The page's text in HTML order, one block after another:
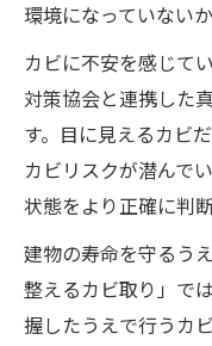
環境になっていない
カビに不安を感じて
対策協会と連携した
す。目に見えるカビ
カビリスクが潜んで
状態をより正確に判
建物の寿命を守るう
整えるカビ取り」で
握したうえで行うカ